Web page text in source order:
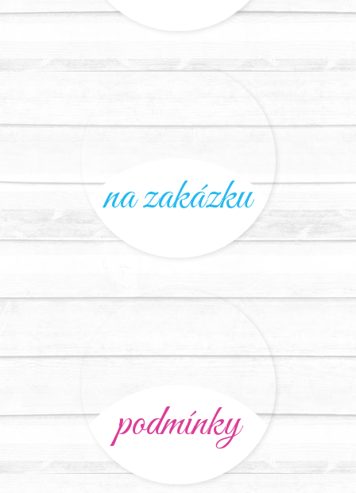
na zakázku
podmínky